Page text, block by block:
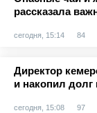
рассказала
сегодня, 15:14 84
Директор
и накопил
сегодня, 15:08 97